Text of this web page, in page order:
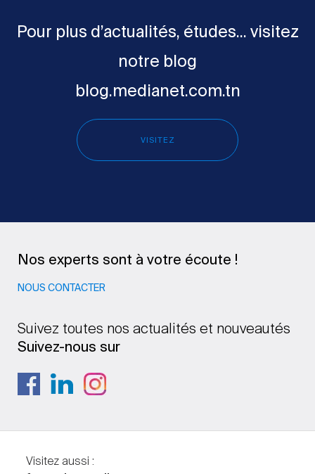
Pour plus d’actualités, études... visitez
notre blog
blog.medianet.com.tn
VISITEZ
Nos experts sont à votre écoute !
NOUS CONTACTER
Suivez toutes nos actualités et nouveautés
Suivez-nous sur
Visitez aussi :